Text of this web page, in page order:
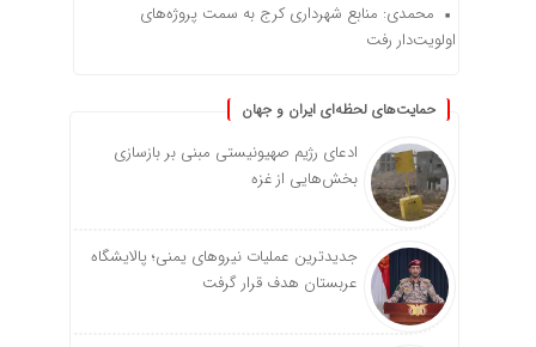
محمدی: منابع شهرداری کرج به سمت پروژه‌های
اولویت‌دار رفت
حمایت‌های لحظه‌ای ایران و جهان
ادعای رژیم صهیونیستی مبنی بر بازسازی
بخش‌هایی از غزه
جدیدترین عملیات نیروهای یمنی؛ پالایشگاه
عربستان هدف قرار گرفت